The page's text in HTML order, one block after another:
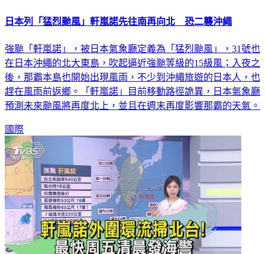
日本列「猛烈颱風」軒嵐諾先往南再向北 恐二襲沖繩
強颱「軒嵐諾」，被日本氣象廳定義為「猛烈颱風」，31號也
在日本沖繩的北大東島，吹起逼近強颱等級的15級風；入夜之
後，那霸本島也開始出現風雨，不少到沖繩旅遊的日本人，也
趕在風雨前返鄉。「軒嵐諾」目前移動路徑詭異，日本氣象廳
預測未來颱風將再度北上，並且在週末再度影響那霸的天氣。
國際